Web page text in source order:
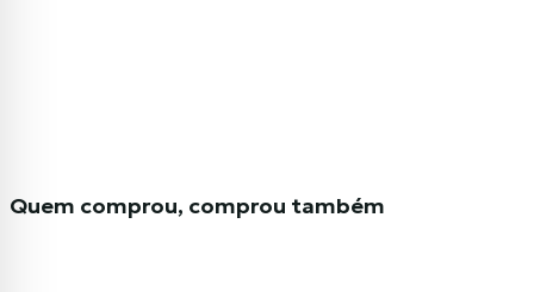
Quem comprou, comprou também